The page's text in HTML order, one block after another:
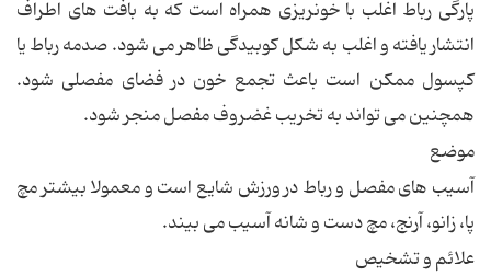
پارگی رباط اغلب با خونریزی همراه است که به بافت های اطراف
انتشار یافته و اغلب به شکل کوبیدگی ظاهر می شود. صدمه رباط یا
کپسول ممکن است باعث تجمع خون در فضای مفصلی شود.
همچنین می تواند به تخریب غضروف مفصل منجر شود.
موضع
آسیب های مفصل و رباط در ورزش شایع است و معمولا بیشتر مچ
پا، زانو، آرنج، مچ دست و شانه آسیب می بیند.
علائم و تشخیص